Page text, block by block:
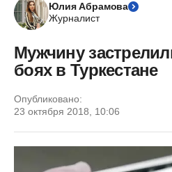
Юлия Абрамова
Журналист
Мужчину
боях в Туркестане
Опубликовано:
23 октября 2018, 10:06